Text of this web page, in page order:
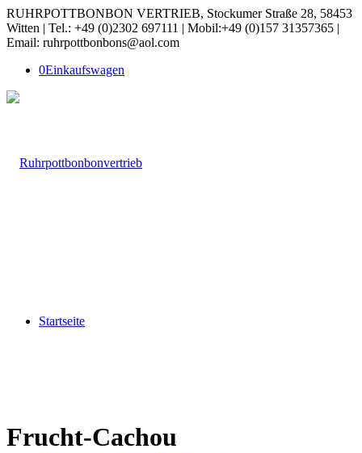
RUHRPOTTBONBON VERTRIEB, Stockumer Straße 28, 58453
Witten | Tel.: +49 (0)2302 697111 | Mobil:+49 (0)157 31357365 |
Email: ruhrpottbonbons@aol.com
0Einkaufswagen
Startseite
Frucht-Cachou